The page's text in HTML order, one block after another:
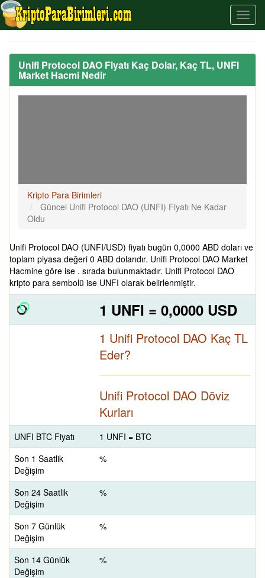
Unifi Protocol DAO Fiyatı Kaç Dolar, Kaç TL, UNFI
Market Hacmi Nedir
Kripto Para Birimleri
Güncel Unifi Protocol DAO (UNFI) Fiyatı Ne Kadar
Oldu
Unifi Protocol DAO (UNFI/USD) fiyatı bugün 0,0000 ABD doları ve
toplam piyasa değeri 0 ABD dolarıdır. Unifi Protocol DAO Market
Hacmine göre ise . sırada bulunmaktadır. Unifi Protocol DAO
kripto para sembolü ise UNFI olarak belirlenmiştir.
1 UNFI = 0,0000 USD
1 Unifi Protocol DAO Kaç TL
Eder?
Unifi Protocol DAO Döviz
Kurları
UNFI BTC Fiyatı
1 UNFI = BTC
Son 1 Saatlik
Değişim
%
Son 24 Saatlik
Değişim
%
Son 7 Günlük
Değişim
%
Son 14 Günlük
Değişim
%